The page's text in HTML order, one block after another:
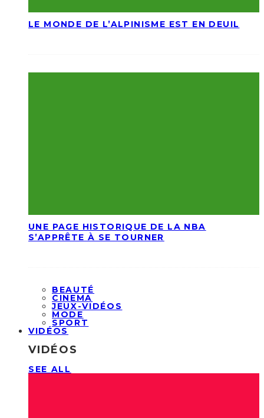
LE MONDE DE L’ALPINISME EST EN DEUIL
UNE PAGE HISTORIQUE DE LA NBA
S’APPRÊTE À SE TOURNER
BEAUTÉ
CINEMA
JEUX-VIDÉOS
MODE
SPORT
VIDÉOS
VIDÉOS
SEE ALL